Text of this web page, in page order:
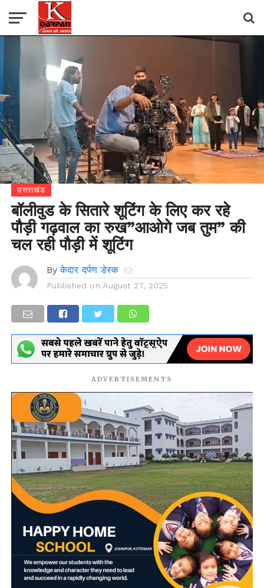
उत्तराखंड
बॉलीवुड के सितारे शूटिंग के लिए कर रहे
पौड़ी गढ़वाल का रुख”आओगे जब तुम” की
चल रही पौड़ी में शूटिंग
By केदार दर्पण डेस्क
Published on August 27, 2025
ADVERTISEMENTS